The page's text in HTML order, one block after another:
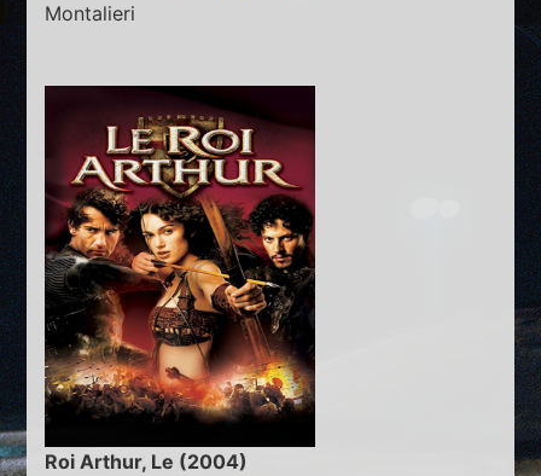
Montalieri
Roi Arthur, Le (2004)